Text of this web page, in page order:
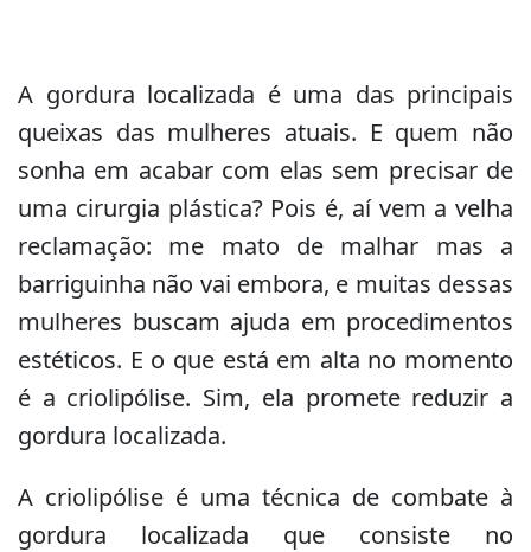
A gordura localizada é uma das principais
queixas das mulheres atuais. E quem não
sonha em acabar com elas sem precisar de
uma cirurgia plástica? Pois é, aí vem a velha
reclamação: me mato de malhar mas a
barriguinha não vai embora, e muitas dessas
mulheres buscam ajuda em procedimentos
estéticos. E o que está em alta no momento
é a criolipólise. Sim, ela promete reduzir a
gordura localizada.
A criolipólise é uma técnica de combate à
gordura localizada que consiste no